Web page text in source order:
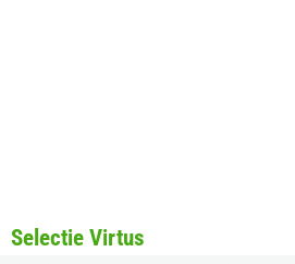
Selectie Virtus